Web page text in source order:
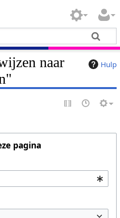
Hulp
naar
pagina